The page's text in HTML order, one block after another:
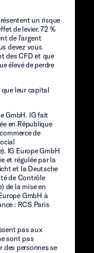
un risque
de levier. 72 %
de l’argent
devez vous
des CFD et que
élevé de perdre
leur capital
GmbH. IG fait
en République
de
IG Europe GmbH
et régulée par la
et la Deutsche
de Contrôle
de la mise en
GmbH à
: RCS Paris
pas aux
sont pas
des personnes se